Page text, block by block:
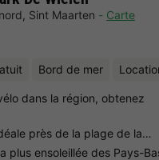
, Sint Maarten
Carte
Bord de mer
dans la région, obtenez
près de la plage de la…
plus ensoleillée des Pays-